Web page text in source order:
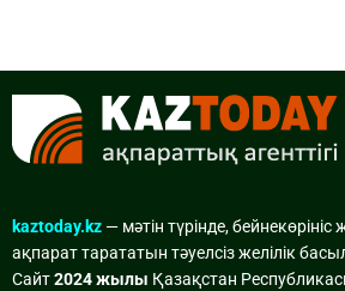
kaztoday.kz — мәтін түрінде,
ақпарат тарататын тәуелсіз желілік
Сайт2024 жылы Қазақстан